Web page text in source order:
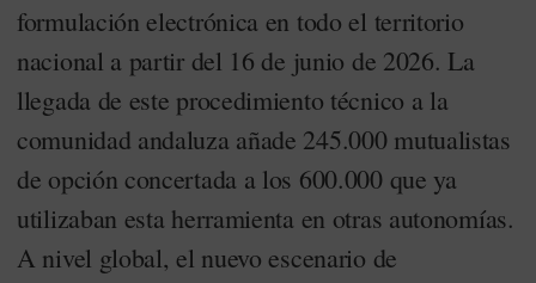
formulación electrónica en todo el territorio
nacional a partir del 16 de junio de 2026. La
llegada de este procedimiento técnico a la
comunidad andaluza añade 245.000 mutualistas
de opción concertada a los 600.000 que ya
utilizaban esta herramienta en otras autonomías.
A nivel global, el nuevo escenario de